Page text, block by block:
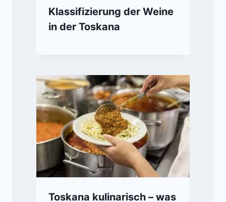
Klassifizierung der Weine
in der Toskana
Toskana kulinarisch – was